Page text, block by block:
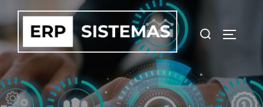
al
contenido
Buscar: